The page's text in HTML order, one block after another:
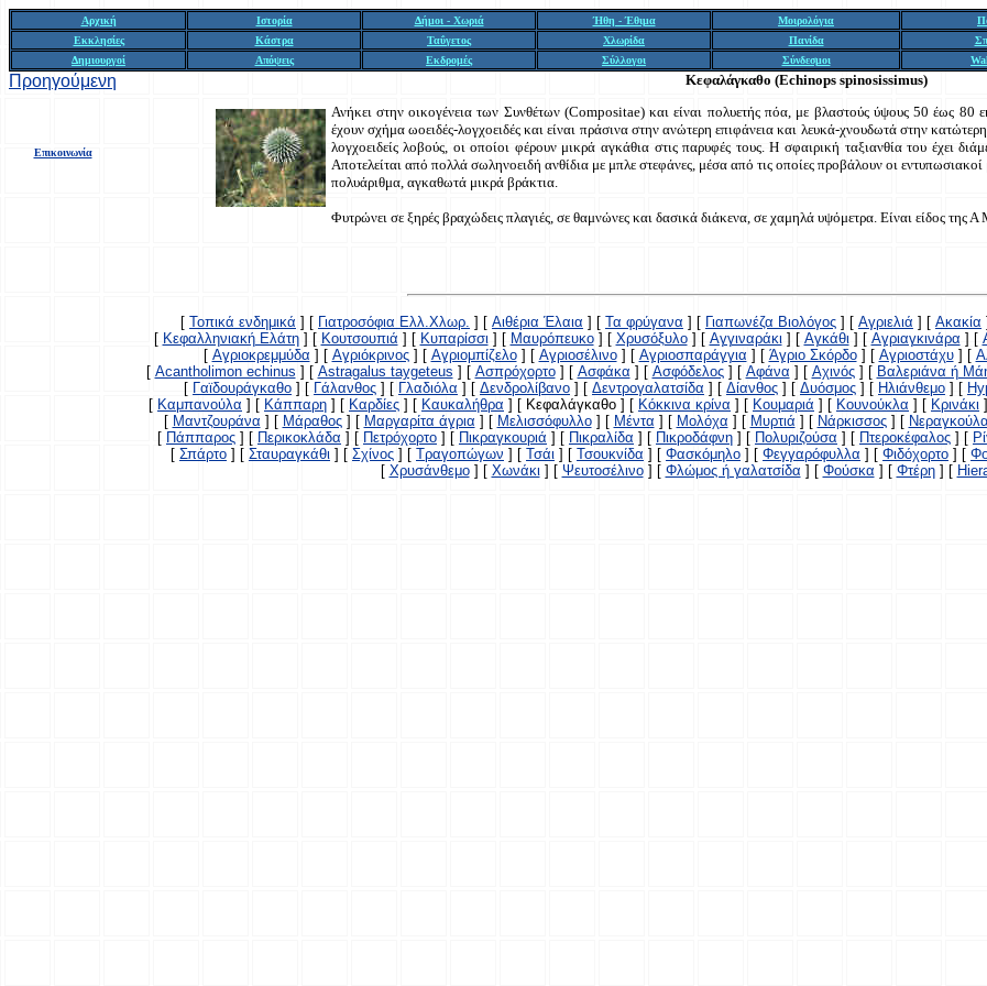
Αρχική Ιστορία Δήμοι - Χωριά Ήθη - Έθιμα Μοιρολόγια
Εκκλησίες
Κάστρα Ταΰγετος Χλωρίδα Πανίδα
Δημιουργοί
Απόψεις Εκδρομές Σύλλογοι Σύνδεσμοι
Προηγούμενη
Επικοινωνία
Κεφαλάγκαθο (Echinops spinosissimus)
Ανήκει στην οικογένεια των Συνθέτων (Compositae) και είναι πολυετής πόα, με βλαστούς ύψους 50 έως 80
έχουν σχήμα ωοειδές-λογχοειδές και είναι πράσινα στην ανώτερη επιφάνεια και λευκά-χνουδωτά στην
λογχοειδείς λοβούς, οι οποίοι φέρουν μικρά αγκάθια στις παρυφές τους. Η σφαιρική ταξιανθία του έχει
Αποτελείται από πολλά σωληνοειδή ανθίδια με μπλε στεφάνες, μέσα από τις οποίες προβάλουν οι
πολυάριθμα, αγκαθωτά μικρά βράκτια.
Φυτρώνει σε ξηρές βραχώδεις πλαγιές, σε θαμνώνες και δασικά διάκενα, σε χαμηλά υψόμετρα. Είναι είδος της
[ Τοπικά ενδημικά ] [ Γιατροσόφια Ελλ.Χλωρ. ] [ Αιθέρια Έλαια ] [ Τα φρύγανα ] [ Γιαπωνέζα Βιολόγος ] [ Αγριελιά ] [ Ακακία ]
[ Κεφαλληνιακή Ελάτη] [ Κουτσουπιά ] [ Κυπαρίσσι] [ Μαυρόπευκο] [ Χρυσόξυλο] [ Αγγιναράκι] [ Αγκάθι] [ Αγριαγκινάρα ] [
[ Αγριοκρεμμύδα ] [ Αγριόκρινος] [ Αγριομπίζελο] [ Αγριοσέλινο] [ Αγριοσπαράγγια ] [ Άγριο Σκόρδο] [ Αγριοστάχυ] [
[ Acantholimon echinus ] [ Astragalus taygeteus ] [ Ασπρόχορτο] [ Ασφάκα ] [ Ασφόδελος] [ Αφάνα ] [ Αχινός] [ Βαλεριάνα ή
[ Γαϊδουράγκαθο ] [ Γάλανθος ] [ Γλαδιόλα ] [ Δενδρολίβανο ] [ Δεντρογαλατσίδα ] [ Δίανθος ] [ Δυόσμος ] [ Ηλιάνθεμο ] [
[ Καμπανούλα ] [ Κάππαρη ] [ Καρδίες ] [ Καυκαλήθρα ] [ Κεφαλάγκαθο ] [ Κόκκινα κρίνα ] [ Κουμαριά ] [ Κουνούκλα ] [ Κρινάκι ]
[ Μαντζουράνα ] [ Μάραθος] [ Μαργαρίτα άγρια ] [ Μελισσόφυλλο] [ Μέντα ] [ Μολόχα ] [ Μυρτιά ] [ Νάρκισσος] [ Νεραγκούλα
[ Πάππαρος ] [ Περικοκλάδα ] [ Πετρόχορτο ] [ Πικραγκουριά ] [ Πικραλίδα ] [ Πικροδάφνη ] [ Πολυριζούσα ] [ Πτεροκέφαλος ] [
[ Σπάρτο ] [ Σταυραγκάθι ] [ Σχίνος ] [ Τραγοπώγων ] [ Τσάι ] [ Τσουκνίδα ] [ Φασκόμηλο ] [ Φεγγαρόφυλλα ] [ Φιδόχορτο ] [
[ Χρυσάνθεμο] [ Χωνάκι] [ Ψευτοσέλινο] [ Φλώμος ή γαλατσίδα ] [ Φούσκα ] [ Φτέρη] [